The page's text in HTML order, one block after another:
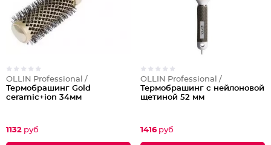
OLLIN Professional /
Термобрашинг Gold
ceramic+ion 34мм
1132 руб
OLLIN Professional /
Термобрашинг с нейлоновой
щетиной 52 мм
1416 руб